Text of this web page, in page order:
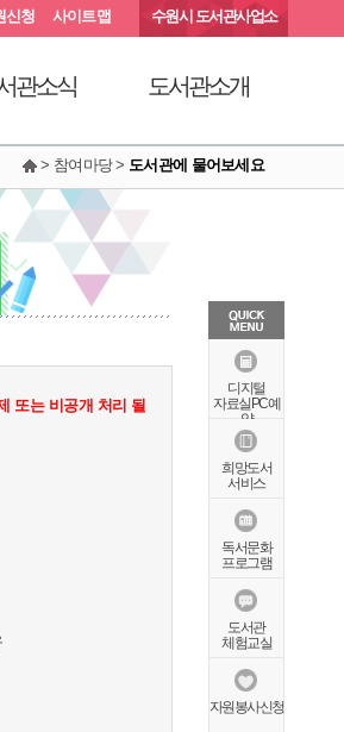
신청 사이트맵 수원시 도서관사업소
관소식
공지사항
개자료실
도서관소개
연혁
> 참여마당 > 도서관에 물어보세요
또는 비공개 처리 될
디지털
자료실PC예
약
희망도서
서비스
독서문화
프로그램
도서관
체험교실
자원봉사신청